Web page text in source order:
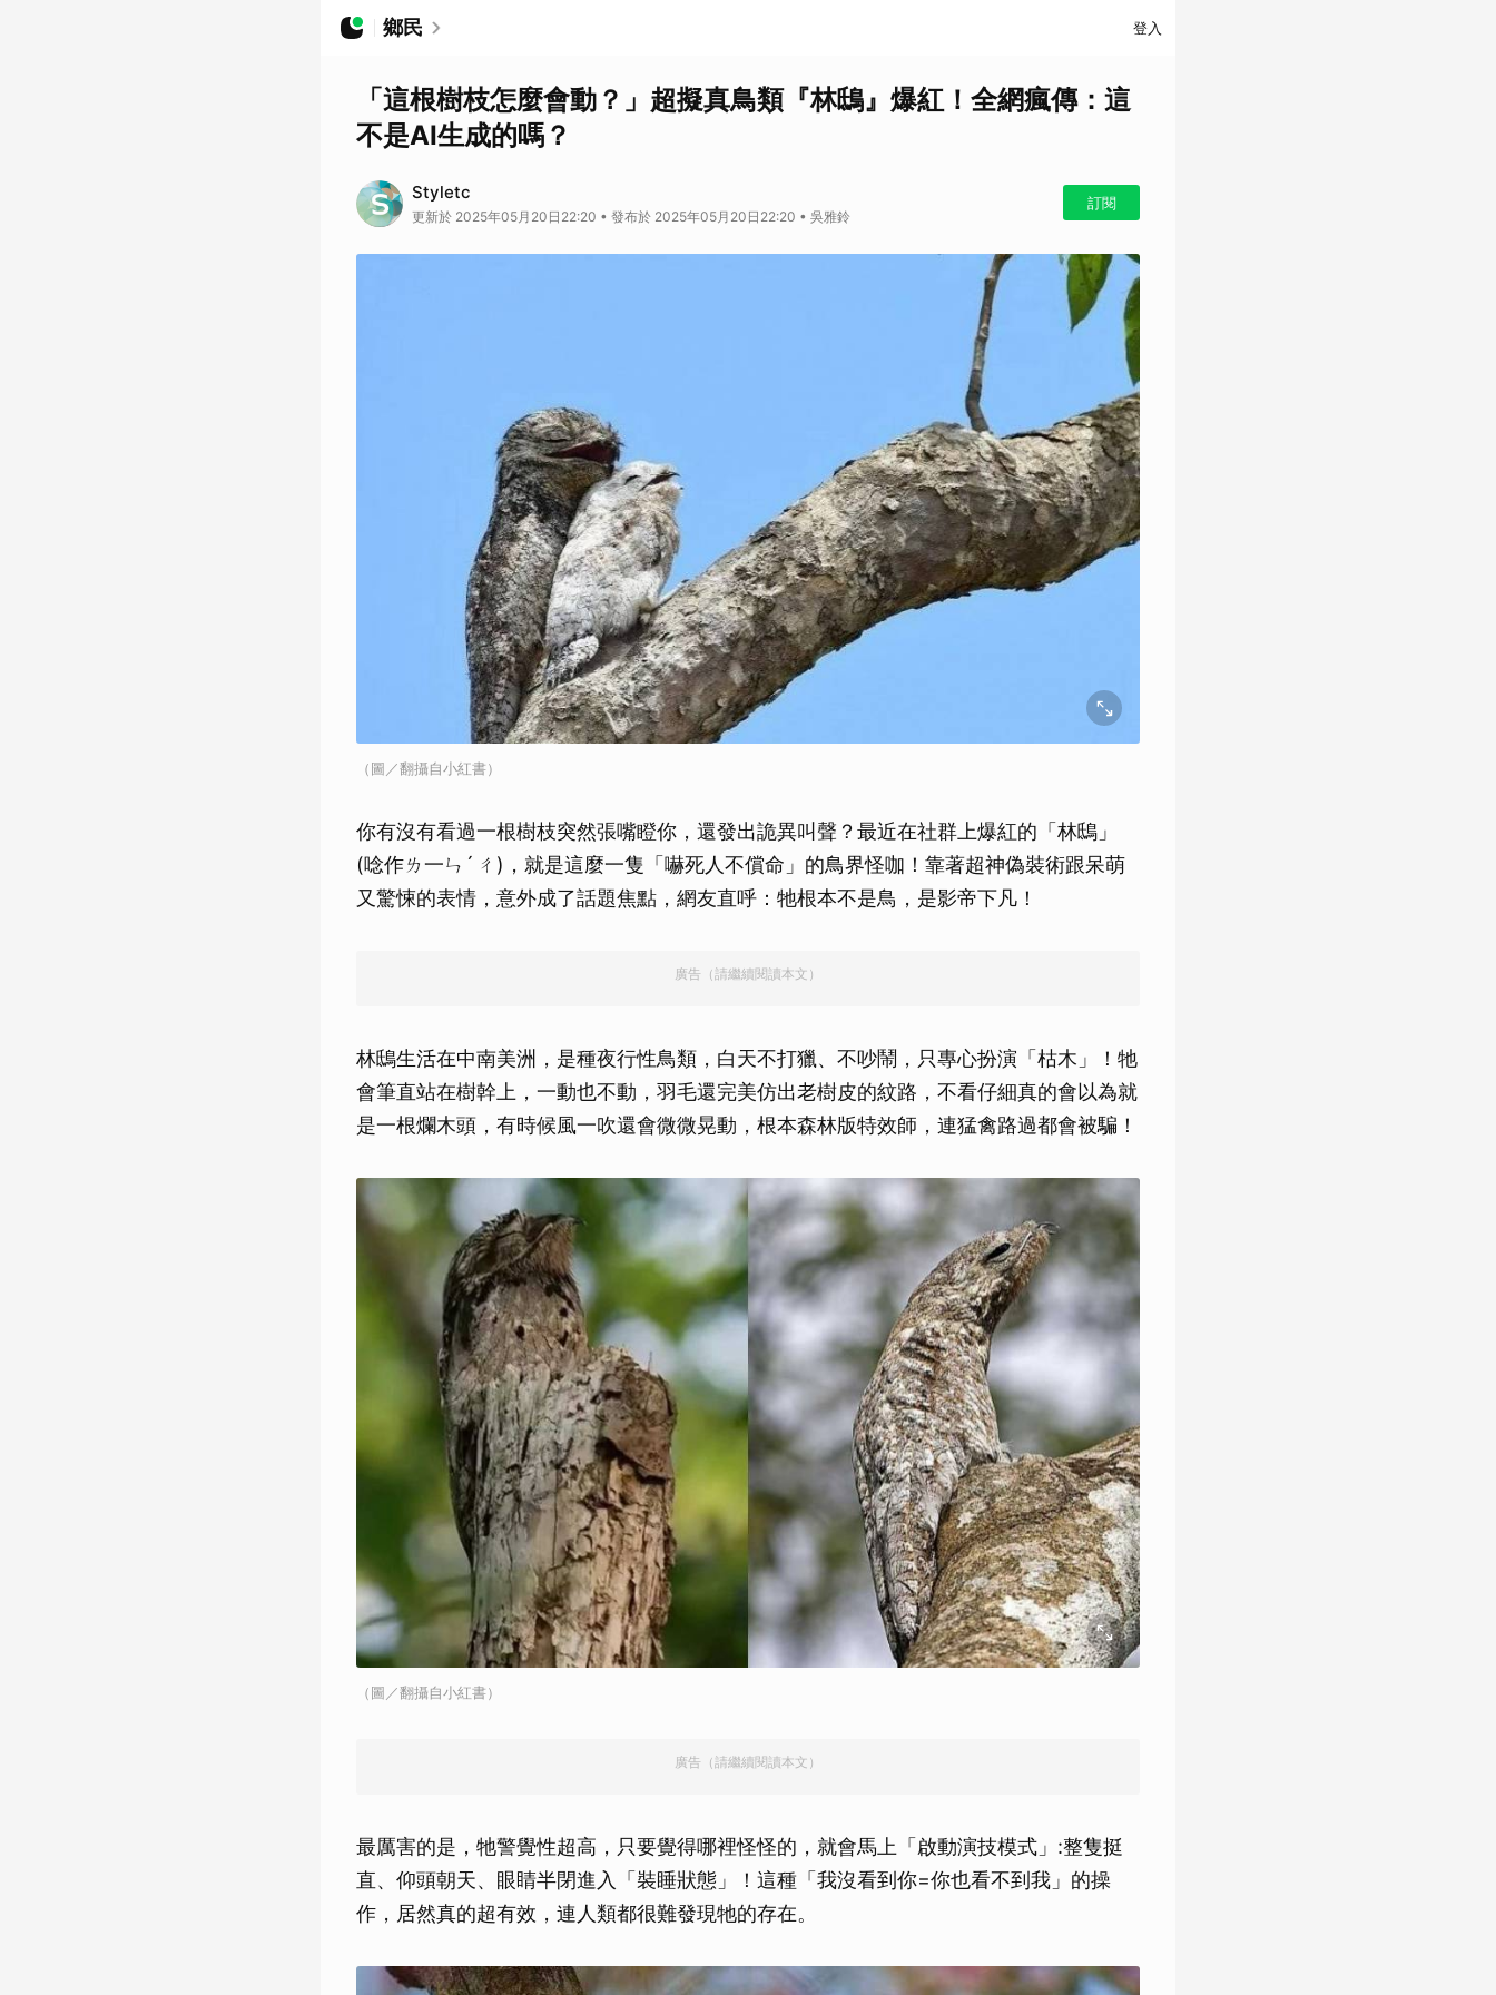
鄉民 登入
「這根樹枝怎麼會動？」超擬真鳥類『林鴟』爆紅！全網瘋傳：這
不是AI生成的嗎？
Styletc
更新於 2025年05月20日22:20 • 發布於 2025年05月20日22:20 • 吳雅鈴
訂閱
（圖／翻攝自小紅書）
你有沒有看過一根樹枝突然張嘴瞪你，還發出詭異叫聲？最近在社群上爆紅的「林鴟」
(唸作ㄌ一ㄣˊ ㄔ)，就是這麼一隻「嚇死人不償命」的鳥界怪咖！靠著超神偽裝術跟呆萌
又驚悚的表情，意外成了話題焦點，網友直呼：牠根本不是鳥，是影帝下凡！
廣告（請繼續閱讀本文）
林鴟生活在中南美洲，是種夜行性鳥類，白天不打獵、不吵鬧，只專心扮演「枯木」！牠
會筆直站在樹幹上，一動也不動，羽毛還完美仿出老樹皮的紋路，不看仔細真的會以為就
是一根爛木頭，有時候風一吹還會微微晃動，根本森林版特效師，連猛禽路過都會被騙！
（圖／翻攝自小紅書）
廣告（請繼續閱讀本文）
最厲害的是，牠警覺性超高，只要覺得哪裡怪怪的，就會馬上「啟動演技模式」:整隻挺
直、仰頭朝天、眼睛半閉進入「裝睡狀態」！這種「我沒看到你=你也看不到我」的操
作，居然真的超有效，連人類都很難發現牠的存在。